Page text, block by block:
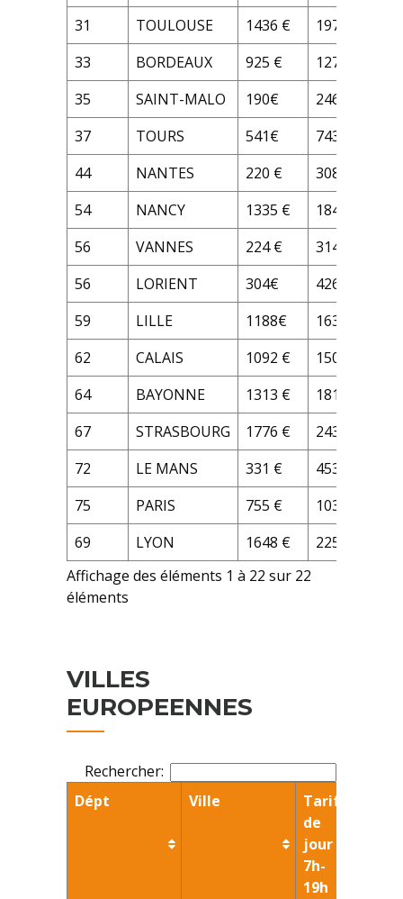
31
TOULOUSE 1436 €
1978 €
33
BORDEAUX 925 €
1277 €
35
SAINT-MALO 190€
246 €
37
TOURS 541€
743 €
44
NANTES 220 €
308 €
54
NANCY 1335 €
1847 €
56
VANNES 224 €
314 €
56
LORIENT 304€
426 €
59
LILLE 1188€
1639 €
62
CALAIS 1092 €
1509 €
64
BAYONNE 1313 €
1812 €
67
STRASBOURG 1776 €
2438 €
72
LE MANS 331 €
453 €
75
PARIS 755 €
1035 €
69
LYON 1648 €
2259 €
Affichage des éléments 1 à 22 sur 22
éléments
VILLES
EUROPEENNES
Rechercher:
Dépt
Ville
Tarifs
de
jour
7h-
19h